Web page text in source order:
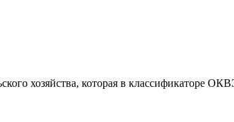
хозяйства, которая в классификаторе